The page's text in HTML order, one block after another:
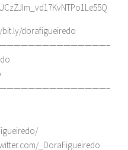
bit.ly/dorafigueiredo
_DoraFigueiredo